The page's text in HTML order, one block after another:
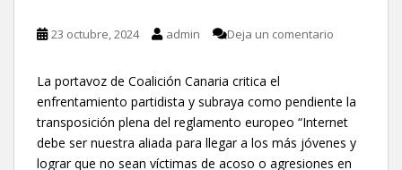
23 octubre, 2024 admin Deja un comentario
La portavoz de Coalición Canaria critica el
enfrentamiento partidista y subraya como pendiente la
transposición plena del reglamento europeo “Internet
debe ser nuestra aliada para llegar a los más jóvenes y
lograr que no sean víctimas de acoso o agresiones en